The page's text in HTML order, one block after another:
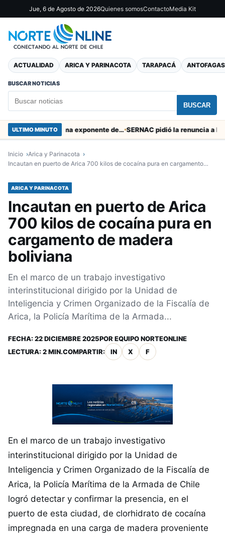
Jue, 6 de Agosto de 2026Quienes somosContactoMedia Kit
ACTUALIDAD ARICA Y PARINACOTA TARAPACÁ
BUSCAR NOTICIAS
BUSCAR
ULTIMO MINUTO Murió tacneña Charito Mistral máxima exponente de la música criolla durante 50 años
Inicio
Arica y Parinacota
Incautan en puerto de Arica 700 kilos de cocaína pura en cargamento…
ARICA Y PARINACOTA
Incautan en puerto de Arica
700 kilos de cocaína pura en
cargamento de madera
boliviana
En el marco de un trabajo investigativo
interinstitucional dirigido por la Unidad de
Inteligencia y Crimen Organizado de la Fiscalía de
Arica, la Policía Marítima de la Armada...
FECHA: 22 DICIEMBRE 2025POR EQUIPO NORTEONLINE
LECTURA: 2 MIN.COMPARTIR: IN X F
En el marco de un trabajo investigativo
interinstitucional dirigido por la Unidad de
Inteligencia y Crimen Organizado de la Fiscalía de
Arica, la Policía Marítima de la Armada de Chile
logró detectar y confirmar la presencia, en el
puerto de esta ciudad, de clorhidrato de cocaína
impregnada en una carga de madera proveniente